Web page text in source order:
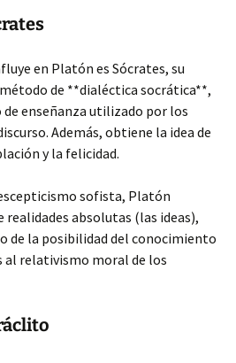
en Platón es Sócrates, su
de **dialéctica socrática**,
enseñanza utilizado por los
Además, obtiene la idea de
y la felicidad.
sofista, Platón
realidades absolutas (las ideas),
de la posibilidad del conocimiento
al relativismo moral de los